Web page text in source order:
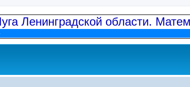
Ленинградской области.